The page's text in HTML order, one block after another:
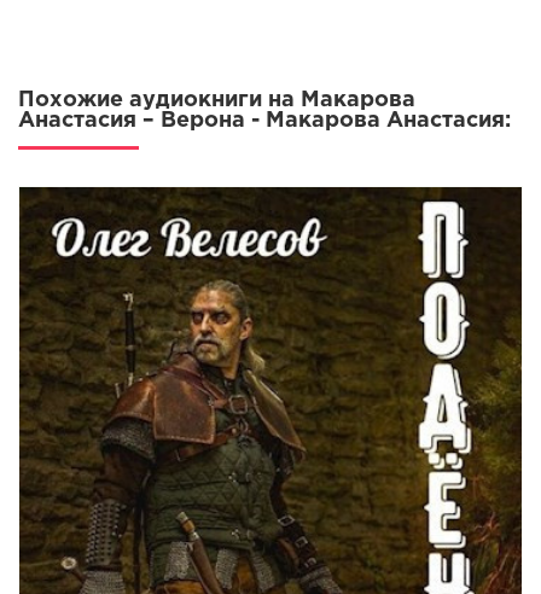
Похожие аудиокниги на Макарова
Анастасия – Верона - Макарова Анастасия: